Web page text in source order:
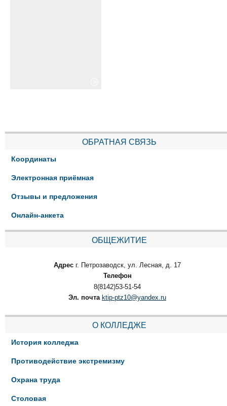
ОБРАТНАЯ СВЯЗЬ
Координаты
Электронная приёмная
Отзывы и предложения
Онлайн-анкета
ОБЩЕЖИТИЕ
Адрес г. Петрозаводск, ул. Лесная, д. 17
Телефон
8(8142)53-51-54
Эл. почта ktip-ptz10@yandex.ru
О КОЛЛЕДЖЕ
История колледжа
Противодействие экстремизму
Охрана труда
Столовая